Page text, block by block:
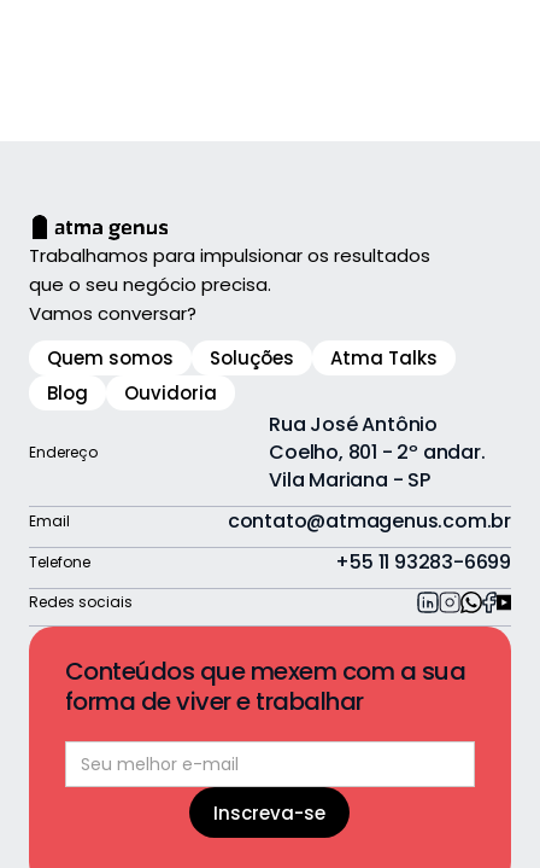
Trabalhamos para impulsionar os resultados
que o seu negócio precisa.
Vamos conversar?
Quem somos
Soluções
Atma Talks
Blog
Ouvidoria
Endereço
Rua José Antônio
Coelho, 801 - 2º andar.
Vila Mariana - SP
Email contato@atmagenus.com.br
Telefone +55 11 93283-6699
Redes sociais
Conteúdos que mexem com a sua
forma de viver e trabalhar